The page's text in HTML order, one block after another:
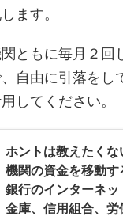
ます。
ともに毎月２回
自由に引落をし
してください。
ホントは教えたく
機関の資金を移動
銀行のインターネッ
金庫、信用組合、労